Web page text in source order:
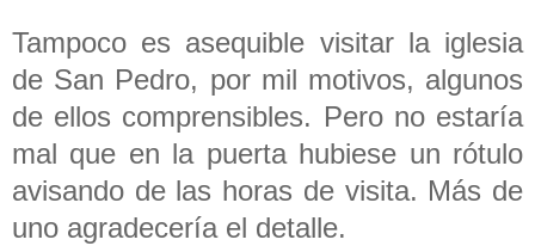
Tampoco es asequible visitar la iglesia
de San Pedro, por mil motivos, algunos
de ellos comprensibles. Pero no estaría
mal que en la puerta hubiese un rótulo
avisando de las horas de visita. Más de
uno agradecería el detalle.